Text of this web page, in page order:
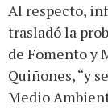
Al respecto,
trasladó la
de Fomento y
Quiñones, “y
Medio